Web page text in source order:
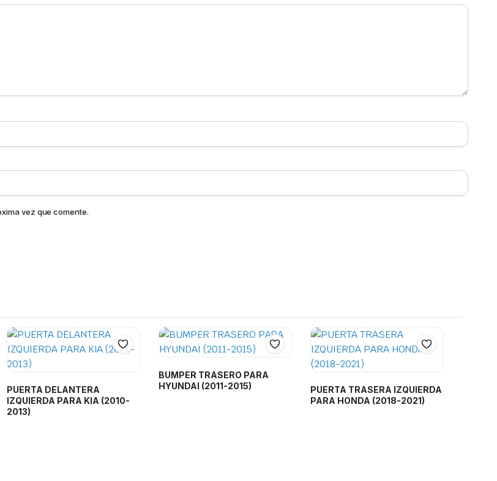
vez que comente.
PUERTA DELANTERA
IZQUIERDA PARA KIA (2010-
2013)
BUMPER TRASERO PARA
HYUNDAI (2011-2015)
PUERTA TRASERA IZQUIERDA
PARA HONDA (2018-2021)